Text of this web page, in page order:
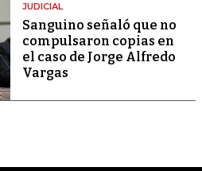
JUDICIAL
Sanguino señaló que no
compulsaron copias en
el caso de Jorge Alfredo
Vargas